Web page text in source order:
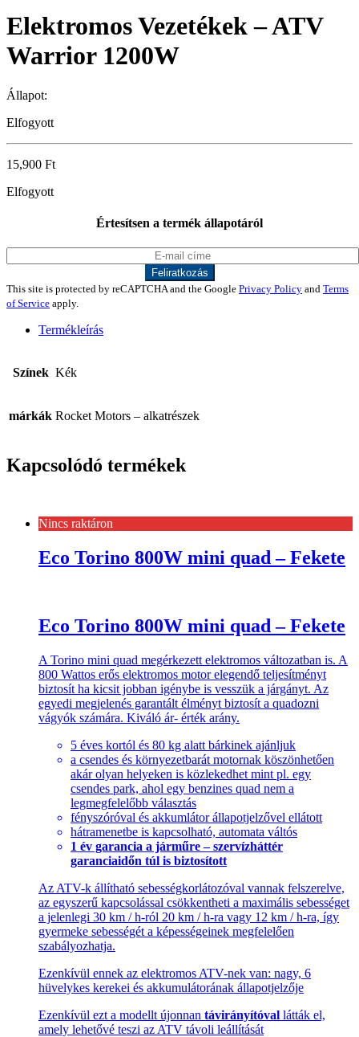
Elektromos Vezetékek – ATV
Warrior 1200W
Állapot:
Elfogyott
15,900 Ft
Elfogyott
Értesítsen a termék állapotáról
This site is protected by reCAPTCHA and the Google Privacy Policy and Terms
of Service apply.
Termékleírás
Színek Kék
márkák Rocket Motors – alkatrészek
Kapcsolódó termékek
Nincs raktáron
Eco Torino 800W mini quad – Fekete
Eco Torino 800W mini quad – Fekete
A Torino mini quad megérkezett elektromos változatban is. A
800 Wattos erős elektromos motor elegendő teljesítményt
biztosít ha kicsit jobban igénybe is vesszük a járgányt. Az
egyedi megjelenés garantált élményt biztosít a quadozni
vágyók számára. Kiváló ár- érték arány.
5 éves kortól és 80 kg alatt bárkinek ajánljuk
a csendes és környezetbarát motornak köszönhetően
akár olyan helyeken is közlekedhet mint pl. egy
csendes park, ahol egy benzines quad nem a
legmegfelelőbb választás
fényszóróval és akkumlátor állapotjelzővel ellátott
hátramenetbe is kapcsolható, automata váltós
1 év garancia a járműre – szervízháttér
garanciaidőn túl is biztosított
Az ATV-k állítható sebességkorlátozóval vannak felszerelve,
az egyszerű kapcsolással csökkentheti a maximális sebességet
a jelenlegi 30 km / h-ról 20 km / h-ra vagy 12 km / h-ra, így
gyermeke sebességét a képességeinek megfelelően
szabályozhatja.
Ezenkívül ennek az elektromos ATV-nek van: nagy, 6
hüvelykes kerekei és akkumulátorának állapotjelzője
Ezenkívül ezt a modellt újonnan távirányítóval látták el,
amely lehetővé teszi az ATV távoli leállítását